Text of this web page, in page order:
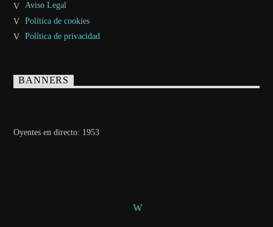
Aviso Legal
Política de cookies
Política de privacidad
BANNERS
Oyentes en directo: 1953